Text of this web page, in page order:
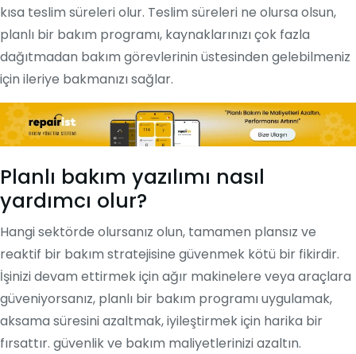
kısa teslim süreleri olur. Teslim süreleri ne olursa olsun,
planlı bir bakım programı, kaynaklarınızı çok fazla
dağıtmadan bakım görevlerinin üstesinden gelebilmeniz
için ileriye bakmanızı sağlar.
Planlı bakım yazılımı nasıl
yardımcı olur?
Hangi sektörde olursanız olun, tamamen plansız ve
reaktif bir bakım stratejisine güvenmek kötü bir fikirdir.
İşinizi devam ettirmek için ağır makinelere veya araçlara
güveniyorsanız, planlı bir bakım programı uygulamak,
aksama süresini azaltmak, iyileştirmek için harika bir
fırsattır. güvenlik ve bakım maliyetlerinizi azaltın.